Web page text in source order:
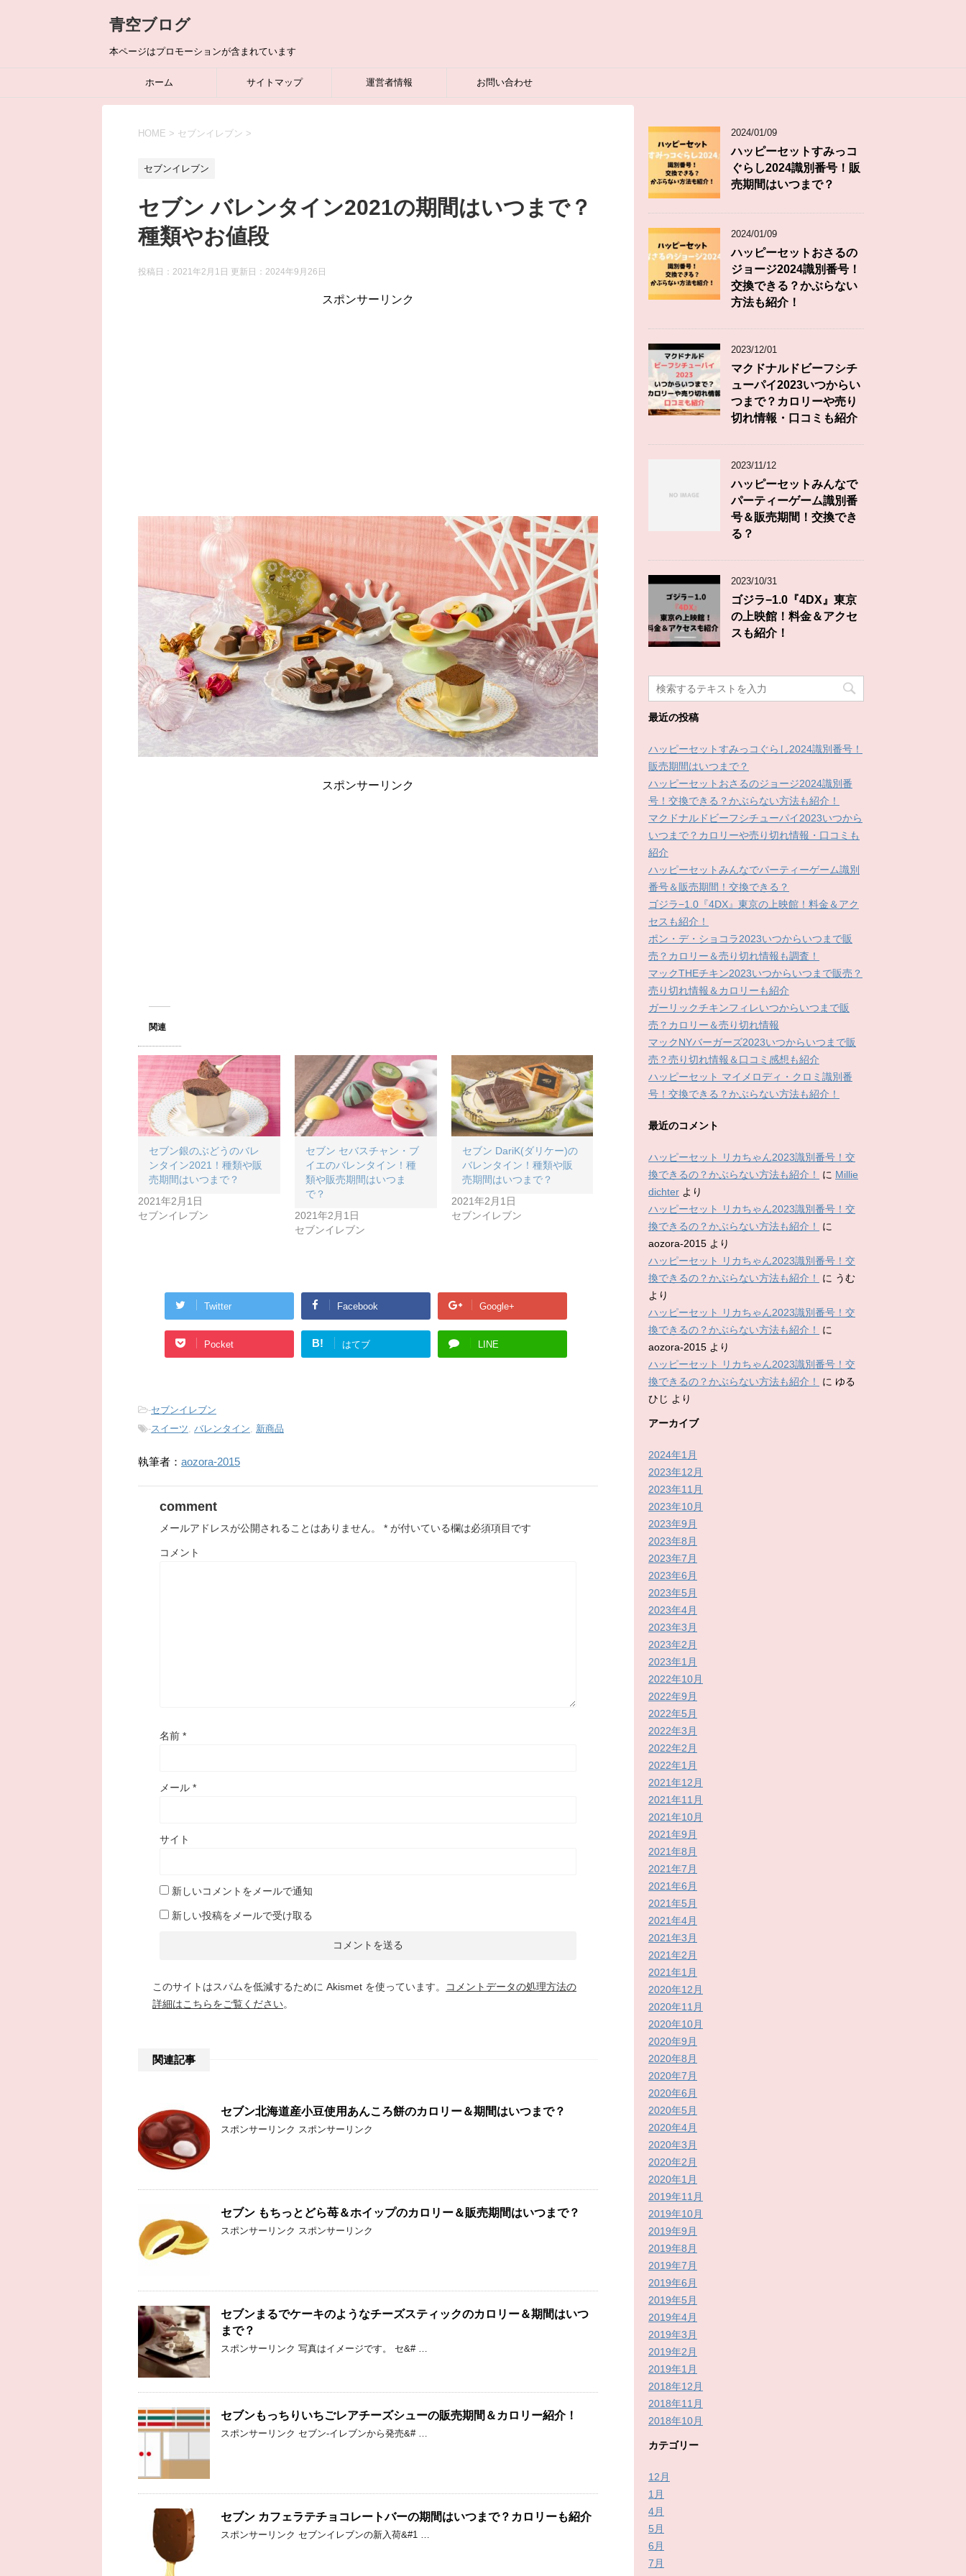
青空ブログ
本ページはプロモーションが含まれています
ホーム サイトマップ 運営者情報 お問い合わせ
HOME > セブンイレブン >
セブンイレブン
セブン バレンタイン2021の期間はいつまで？
種類やお値段
投稿日：2021年2月1日 更新日： 2024年9月26日
スポンサーリンク
スポンサーリンク
関連
セブン銀のぶどうのバレ
ンタイン2021！種類や販
売期間はいつまで？
2021年2月1日
セブンイレブン
セブン セバスチャン・ブ
イエのバレンタイン！種
類や販売期間はいつま
で？
2021年2月1日
セブンイレブン
セブン DariK(ダリケー)の
バレンタイン！種類や販
売期間はいつまで？
2021年2月1日
セブンイレブン
Twitter Facebook Google+
Pocket B! はてブ LINE
-セブンイレブン
-スイーツ, バレンタイン, 新商品
執筆者： aozora-2015
comment
メールアドレスが公開されることはありません。 * が付いている欄は必須項目です
コメント
名前 *
メール *
サイト
新しいコメントをメールで通知
新しい投稿をメールで受け取る
このサイトはスパムを低減するために Akismet を使っています。
コメントデータの処理方法の
詳細はこちらをご覧ください。
関連記事
セブン北海道産小豆使用あんころ餅のカロリー＆期間はいつまで？
スポンサーリンク スポンサーリンク
セブン もちっとどら苺＆ホイップのカロリー＆販売期間はいつまで？
スポンサーリンク スポンサーリンク
セブンまるでケーキのようなチーズスティックのカロリー＆期間はいつ
まで？
スポンサーリンク 写真はイメージです。 セ&# …
セブンもっちりいちごレアチーズシューの販売期間＆カロリー紹介！
スポンサーリンク セブン-イレブンから発売&# …
セブン カフェラテチョコレートバーの期間はいつまで？カロリーも紹介
スポンサーリンク セブンイレブンの新入荷&#1 …
2024/01/09
ハッピーセットすみっコ
ぐらし2024識別番号！販
売期間はいつまで？
2024/01/09
ハッピーセットおさるの
ジョージ2024識別番号！
交換できる？かぶらない
方法も紹介！
2023/12/01
マクドナルドビーフシチ
ューパイ2023いつからい
つまで？カロリーや売り
切れ情報・口コミも紹介
2023/11/12
ハッピーセットみんなで
パーティーゲーム識別番
号＆販売期間！交換でき
る？
2023/10/31
ゴジラ−1.0『4DX』東京
の上映館！料金＆アクセ
スも紹介！
最近の投稿
ハッピーセットすみっコぐらし2024識別番号！
販売期間はいつまで？
ハッピーセットおさるのジョージ2024識別番
号！交換できる？かぶらない方法も紹介！
マクドナルドビーフシチューパイ2023いつから
いつまで？カロリーや売り切れ情報・口コミも
紹介
ハッピーセットみんなでパーティーゲーム識別
番号＆販売期間！交換できる？
ゴジラ−1.0『4DX』東京の上映館！料金＆アク
セスも紹介！
ポン・デ・ショコラ2023いつからいつまで販
売？カロリー＆売り切れ情報も調査！
マックTHEチキン2023いつからいつまで販売？
売り切れ情報＆カロリーも紹介
ガーリックチキンフィレいつからいつまで販
売？カロリー＆売り切れ情報
マックNYバーガーズ2023いつからいつまで販
売？売り切れ情報＆口コミ感想も紹介
ハッピーセット マイメロディ・クロミ識別番
号！交換できる？かぶらない方法も紹介！
最近のコメント
ハッピーセット リカちゃん2023識別番号！交
換できるの？かぶらない方法も紹介！
に Millie
dichter より
ハッピーセット リカちゃん2023識別番号！交
換できるの？かぶらない方法も紹介！
に
aozora-2015 より
ハッピーセット リカちゃん2023識別番号！交
換できるの？かぶらない方法も紹介！
に うむ
より
ハッピーセット リカちゃん2023識別番号！交
換できるの？かぶらない方法も紹介！
に
aozora-2015 より
ハッピーセット リカちゃん2023識別番号！交
換できるの？かぶらない方法も紹介！
に ゆる
ひじ より
アーカイブ
2024年1月
2023年12月
2023年11月
2023年10月
2023年9月
2023年8月
2023年7月
2023年6月
2023年5月
2023年4月
2023年3月
2023年2月
2023年1月
2022年10月
2022年9月
2022年5月
2022年3月
2022年2月
2022年1月
2021年12月
2021年11月
2021年10月
2021年9月
2021年8月
2021年7月
2021年6月
2021年5月
2021年4月
2021年3月
2021年2月
2021年1月
2020年12月
2020年11月
2020年10月
2020年9月
2020年8月
2020年7月
2020年6月
2020年5月
2020年4月
2020年3月
2020年2月
2020年1月
2019年11月
2019年10月
2019年9月
2019年8月
2019年7月
2019年6月
2019年5月
2019年4月
2019年3月
2019年2月
2019年1月
2018年12月
2018年11月
2018年10月
カテゴリー
12月
1月
4月
5月
6月
7月